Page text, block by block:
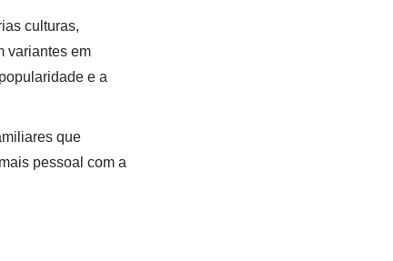
culturas,
variantes em
e a
que
pessoal com a